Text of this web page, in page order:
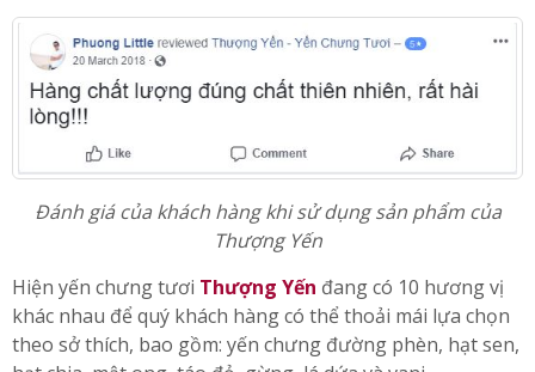
Đánh giá của khách hàng khi sử dụng sản phẩm của
Thượng Yến
Hiện yến chưng tươi Thượng Yến đang có 10 hương vị
khác nhau để quý khách hàng có thể thoải mái lựa chọn
theo sở thích, bao gồm: yến chưng đường phèn, hạt sen,